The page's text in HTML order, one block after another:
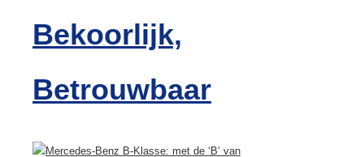
Bekoorlijk,
Betrouwbaar